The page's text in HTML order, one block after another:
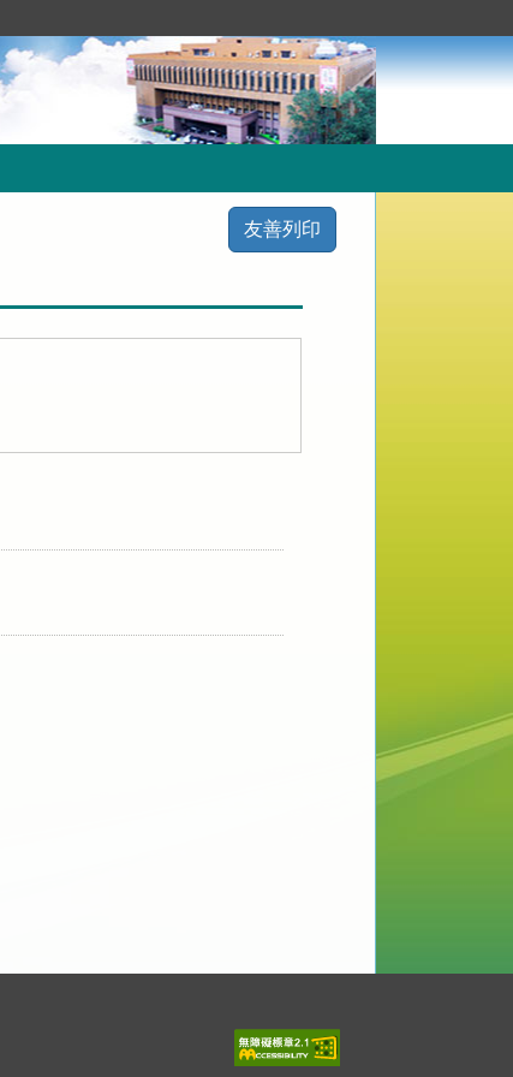
友善列印